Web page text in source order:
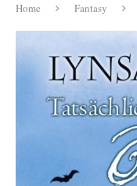
Home Fantasy